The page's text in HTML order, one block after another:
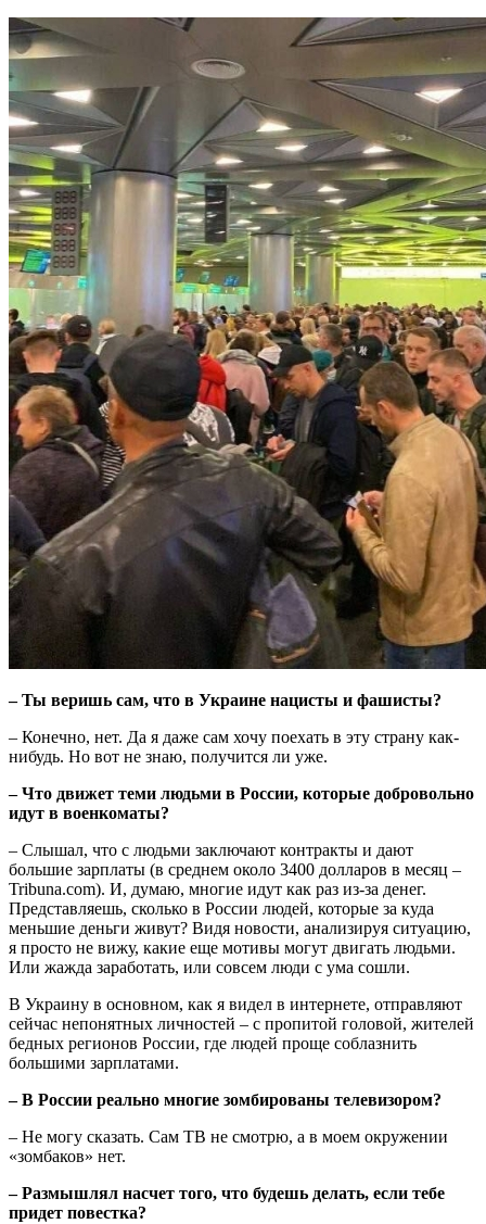
– Ты веришь сам, что в Украине нацисты и фашисты?
– Конечно, нет. Да я даже сам хочу поехать в эту страну как-
нибудь. Но вот не знаю, получится ли уже.
– Что движет теми людьми в России, которые добровольно
идут в военкоматы?
– Слышал, что с людьми заключают контракты и дают
большие зарплаты (в среднем около 3400 долларов в месяц –
Tribuna.com). И, думаю, многие идут как раз из-за денег.
Представляешь, сколько в России людей, которые за куда
меньшие деньги живут? Видя новости, анализируя ситуацию,
я просто не вижу, какие еще мотивы могут двигать людьми.
Или жажда заработать, или совсем люди с ума сошли.
В Украину в основном, как я видел в интернете, отправляют
сейчас непонятных личностей – с пропитой головой, жителей
бедных регионов России, где людей проще соблазнить
большими зарплатами.
– В России реально многие зомбированы телевизором?
– Не могу сказать. Сам ТВ не смотрю, а в моем окружении
«зомбаков» нет.
– Размышлял насчет того, что будешь делать, если тебе
придет повестка?